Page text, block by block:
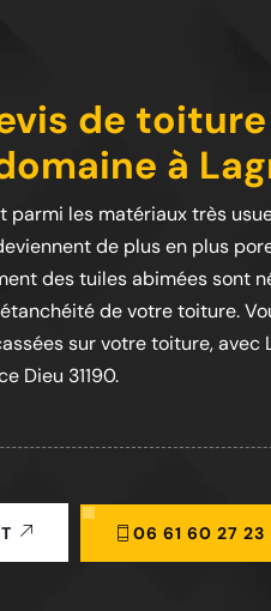
de
à
parmi les matériaux très
de plus en plus
des tuiles abimées sont
de votre toiture.
sur votre toiture, avec
Dieu 31190.
06 61 60 27 23